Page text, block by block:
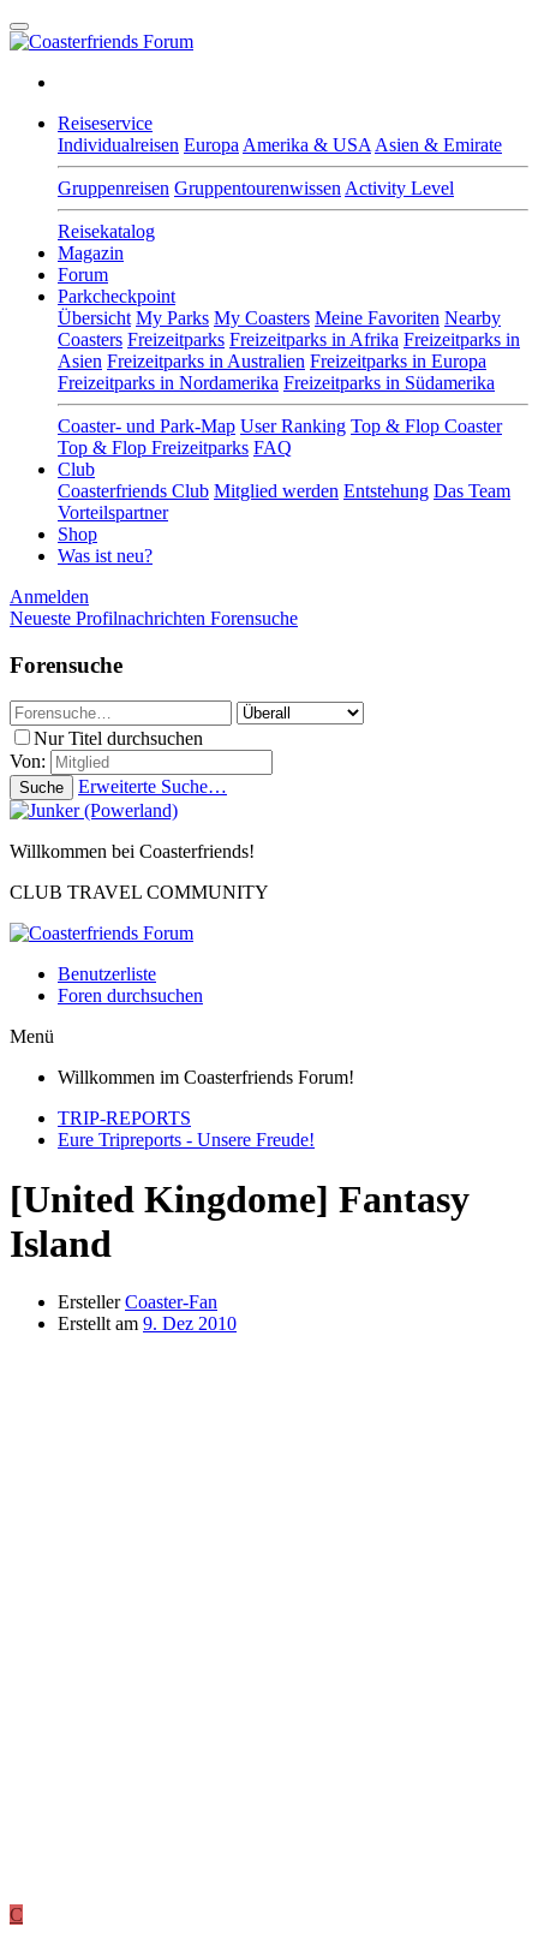
Reiseservice
Individualreisen Europa Amerika & USA Asien & Emirate
Gruppenreisen Gruppentourenwissen Activity Level
Reisekatalog
Magazin
Forum
Parkcheckpoint
Übersicht My Parks My Coasters Meine Favoriten Nearby
Coasters Freizeitparks Freizeitparks in Afrika Freizeitparks in
Asien Freizeitparks in Australien Freizeitparks in Europa
Freizeitparks in Nordamerika Freizeitparks in Südamerika
Coaster- und Park-Map User Ranking Top & Flop Coaster
Top & Flop Freizeitparks FAQ
Club
Coasterfriends Club Mitglied werden Entstehung Das Team
Vorteilspartner
Shop
Was ist neu?
Anmelden
Neueste Profilnachrichten Forensuche
Forensuche
Nur Titel durchsuchen
Von:
Suche Erweiterte Suche…
Willkommen bei Coasterfriends!
CLUB TRAVEL COMMUNITY
Benutzerliste
Foren durchsuchen
Menü
Willkommen im Coasterfriends Forum!
TRIP-REPORTS
Eure Tripreports - Unsere Freude!
[United Kingdome] Fantasy
Island
Ersteller Coaster-Fan
Erstellt am 9. Dez 2010
C